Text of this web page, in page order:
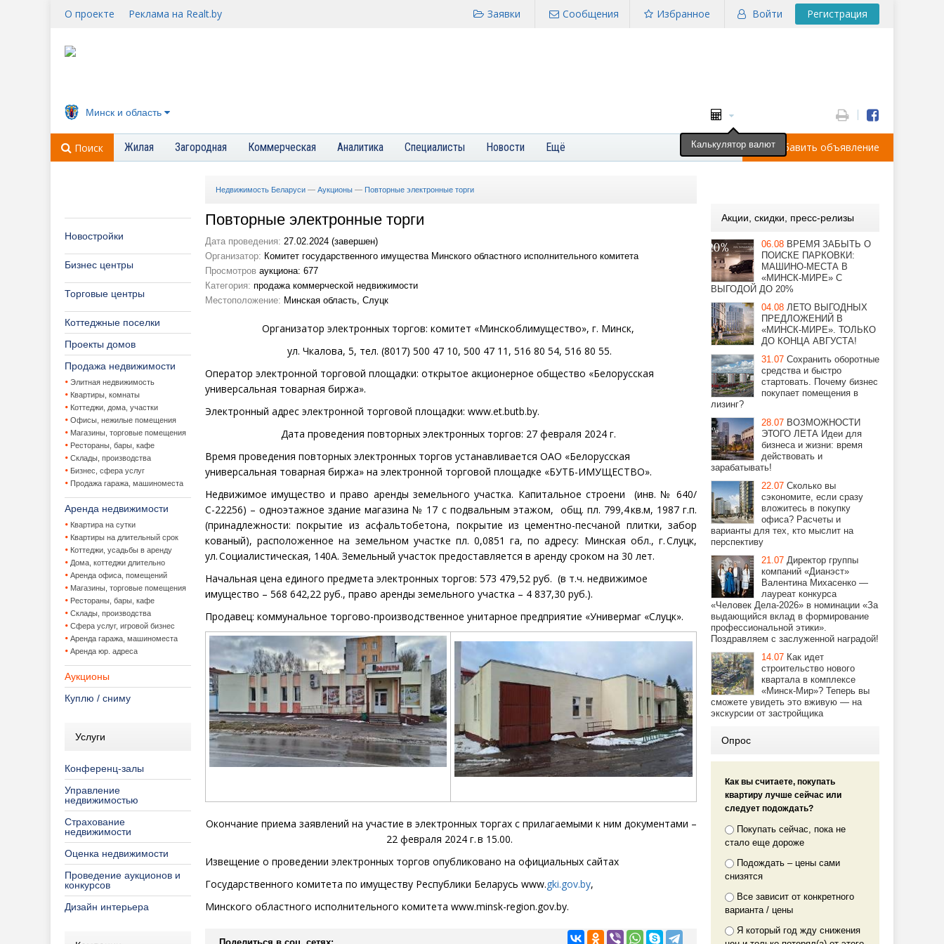
О проекте Реклама на Realt.by Войти Регистрация
Избранное
Сообщения
Заявки
Минск и область
Поиск Жилая Загородная Коммерческая Аналитика Специалисты Новости Ещё Добавить объявление
Новостройки
Бизнес центры
Торговые центры
Коттеджные поселки
Проекты домов
Продажа недвижимости
Элитная недвижимость
Квартиры, комнаты
Коттеджи, дома, участки
Офисы, нежилые помещения
Магазины, торговые помещения
Рестораны, бары, кафе
Склады, производства
Бизнес, сфера услуг
Продажа гаража, машиноместа
Аренда недвижимости
Квартира на сутки
Квартиры на длительный срок
Коттеджи, усадьбы в аренду
Дома, коттеджи длительно
Аренда офиса, помещений
Магазины, торговые помещения
Рестораны, бары, кафе
Склады, производства
Сфера услуг, игровой бизнес
Аренда гаража, машиноместа
Аренда юр. адреса
Аукционы
Куплю / сниму
Услуги
Конференц-залы
Управление
недвижимостью
Страхование
недвижимости
Оценка недвижимости
Проведение аукционов и
конкурсов
Дизайн интерьера
Недвижимость Беларуси — Аукционы — Повторные электронные торги
Повторные электронные торги
Дата проведения: 27.02.2024 (завершен)
Организатор: Комитет государственного имущества Минского областного исполнительного комитета
Просмотров аукциона: 677
Категория: продажа коммерческой недвижимости
Местоположение: Минская область, Слуцк
Организатор электронных торгов: комитет «Минскоблимущество», г. Минск,
ул. Чкалова, 5, тел. (8017) 500 47 10, 500 47 11, 516 80 54, 516 80 55.
Оператор электронной торговой площадки: открытое акционерное общество «Белорусская
универсальная товарная биржа».
Электронный адрес электронной торговой площадки: www.et.butb.by.
Дата проведения повторных электронных торгов: 27 февраля 2024г.
Время проведения повторных электронных торгов устанавливается ОАО «Белорусская
универсальная товарная биржа» на электронной торговой площадке «БУТБ-ИМУЩЕСТВО».
Недвижимое имущество и право аренды земельного участка. Капитальное строени (инв. № 640/
С-22256) – одноэтажноездание магазина № 17 с подвальным этажом, общ. пл. 799,4 кв.м, 1987 г.п.
(принадлежности: покрытие из асфальтобетона, покрытие из цементно-песчаной плитки, забор
кованый), расположенное на земельном участке пл. 0,0851 га, по адресу: Минская обл., г. Слуцк,
ул. Социалистическая, 140А. Земельный участок предоставляется в аренду сроком на 30 лет.
Начальная цена единого предмета электронных торгов: 573 479,52 руб. (в т.ч. недвижимое
имущество – 568 642,22 руб., право аренды земельного участка – 4 837,30 руб.).
Продавец: коммунальное торгово-производственное унитарное предприятие «Универмаг «Слуцк».
Окончание приема заявлений на участие в электронных торгахс прилагаемыми к ним документами –
22 февраля 2024 г. в 15.00.
Извещение о проведении электронных торгов опубликовано на официальных сайтах
Государственного комитета по имуществу Республики Беларусь www.gki.gov.by,
Минского областного исполнительного комитета www.minsk-region.gov.by.
Акции, скидки, пресс-релизы
06.08 ВРЕМЯ ЗАБЫТЬ О
ПОИСКЕ ПАРКОВКИ:
МАШИНО-МЕСТА В
«МИНСК-МИРЕ» С
ВЫГОДОЙ ДО 20%
04.08 ЛЕТО ВЫГОДНЫХ
ПРЕДЛОЖЕНИЙ В
«МИНСК-МИРЕ». ТОЛЬКО
ДО КОНЦА АВГУСТА!
31.07 Сохранить оборотные
средства и быстро
стартовать. Почему бизнес
покупает помещения в
лизинг?
28.07 ВОЗМОЖНОСТИ
ЭТОГО ЛЕТА Идеи для
бизнеса и жизни: время
действовать и
зарабатывать!
22.07 Сколько вы
сэкономите, если сразу
вложитесь в покупку
офиса? Расчеты и
варианты для тех, кто мыслит на
перспективу
21.07 Директор группы
компаний «Дианэст»
Валентина Михасенко —
лауреат конкурса
«Человек Дела-2026» в номинации «За
выдающийся вклад в формирование
профессиональной этики».
Поздравляем с заслуженной наградой!
14.07 Как идет
строительство нового
квартала в комплексе
«Минск-Мир»? Теперь вы
сможете увидеть это вживую — на
экскурсии от застройщика
Опрос
Как вы считаете, покупать
квартиру лучше сейчас или
следует подождать?
Покупать сейчас, пока не
стало еще дороже
Подождать – цены сами
снизятся
Все зависит от конкретного
варианта / цены
Я который год жду снижения
Калькулятор валют